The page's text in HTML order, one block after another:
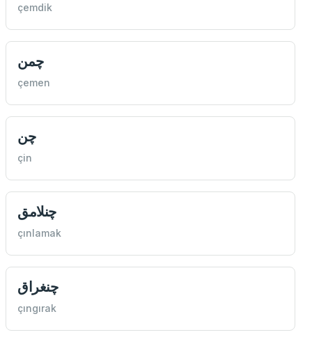
çemdik
چمن
çemen
چن
çin
چنلامق
çınlamak
چنغراق
çıngırak